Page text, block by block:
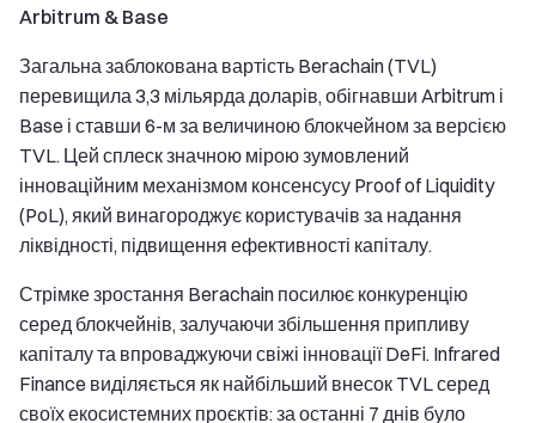
Arbitrum & Base
Загальна заблокована вартість Berachain (TVL)
перевищила 3,3 мільярда доларів, обігнавши Arbitrum і
Base і ставши 6-м за величиною блокчейном за версією
TVL. Цей сплеск значною мірою зумовлений
інноваційним механізмом консенсусу Proof of Liquidity
(PoL), який винагороджує користувачів за надання
ліквідності, підвищення ефективності капіталу.
Стрімке зростання Berachain посилює конкуренцію
серед блокчейнів, залучаючи збільшення припливу
капіталу та впроваджуючи свіжі інновації DeFi. Infrared
Finance виділяється як найбільший внесок TVL серед
своїх екосистемних проєктів: за останні 7 днів було